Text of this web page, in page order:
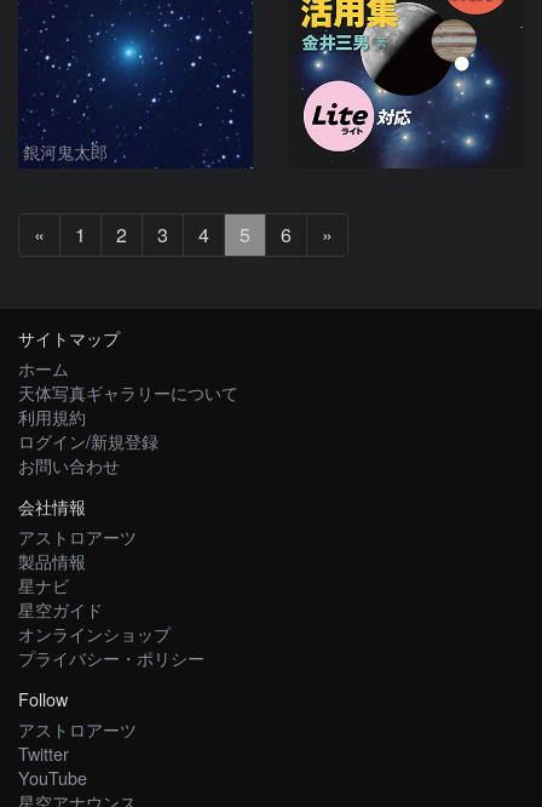
銀河鬼太郎
«
へ
1 2 3 4 5 6 »
へ
サイトマップ
ホーム
天体写真ギャラリーについて
利用規約
ログイン/新規登録
お問い合わせ
会社情報
アストロアーツ
製品情報
星ナビ
星空ガイド
オンラインショップ
プライバシー・ポリシー
Follow
アストロアーツ
Twitter
YouTube
星空アナウンス